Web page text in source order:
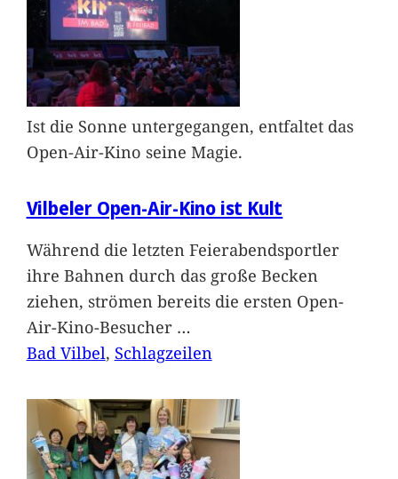
Ist die Sonne untergegangen, entfaltet das
Open-Air-Kino seine Magie.
Vilbeler Open-Air-Kino ist Kult
Während die letzten Feierabendsportler
ihre Bahnen durch das große Becken
ziehen, strömen bereits die ersten Open-
Air-Kino-Besucher …
Bad Vilbel, Schlagzeilen